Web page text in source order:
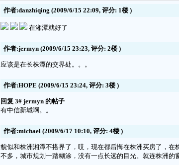
作者:danzhiqing (2009/6/15 22:09, 评分: 1楼 )
在湘潭就好了
作者:jermyn (2009/6/15 23:23, 评分: 2楼 )
应该是在长株潭的交界处。。。
作者:HOPE (2009/6/15 23:24, 评分: 3楼 )
回复 3# jermyn 的帖子
有中信新城啊。。
作者:michael (2009/6/17 10:10, 评分: 4楼 )
貌似和株洲湘潭不搭界了，哎，现在都后悔在株洲买房了，在
不多，城市规划一踏糊涂，没有一点长远的目光。就连株洲的